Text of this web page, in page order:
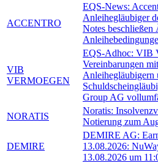
ACCENTRO
EQS-News:
Anleihegläubiger
Notes beschließen
VIB
VERMOEGEN
EQS-Adhoc: VIB
Vereinbarungen
Anleihegläubigern
Group AG
NORATIS
Noratis:
Notierung zum
DEMIRE
DEMIRE AG:
13.08.2026:
13.08.2026 um